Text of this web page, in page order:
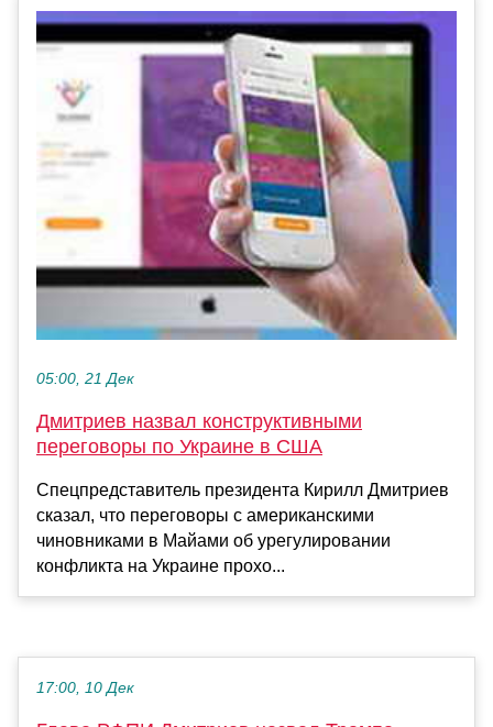
05:00, 21 Дек
Дмитриев назвал конструктивными
переговоры по Украине в США
Спецпредставитель президента Кирилл Дмитриев
сказал, что переговоры с американскими
чиновниками в Майами об урегулировании
конфликта на Украине прохо...
17:00, 10 Дек